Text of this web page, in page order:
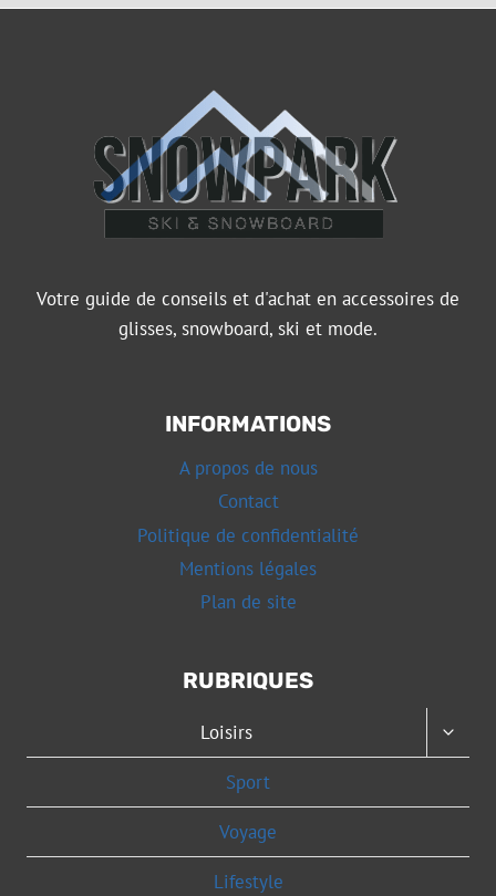
Votre guide de conseils et d'achat en accessoires de
glisses, snowboard, ski et mode.
INFORMATIONS
A propos de nous
Contact
Politique de confidentialité
Mentions légales
Plan de site
RUBRIQUES
Loisirs
Sport
Voyage
Lifestyle